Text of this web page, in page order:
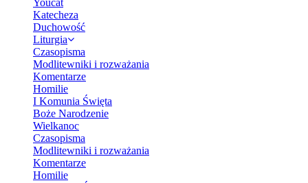
Youcat
Katecheza
Duchowość
Liturgia
Czasopisma
Modlitewniki i rozważania
Komentarze
Homilie
I Komunia Święta
Boże Narodzenie
Wielkanoc
Czasopisma
Modlitewniki i rozważania
Komentarze
Homilie